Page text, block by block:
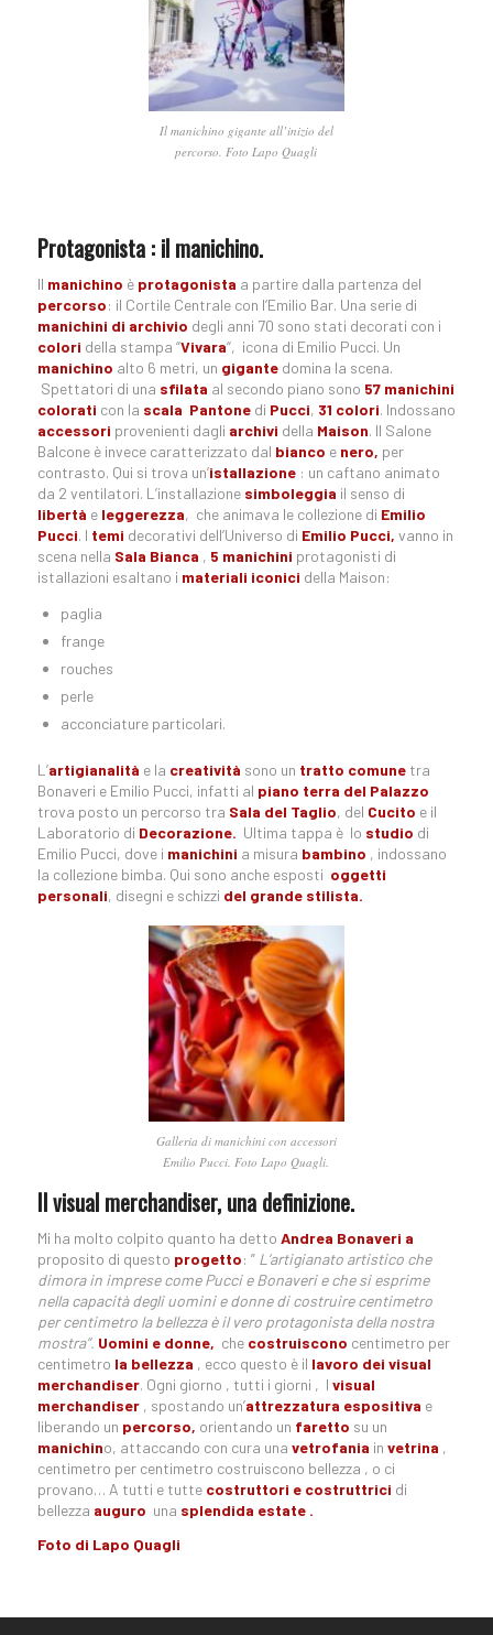
Il manichino gigante all’inizio del
percorso. Foto Lapo Quagli
Protagonista : il manichino.
Il manichino èprotagonista a partire dalla partenza del
percorso: il Cortile Centrale con l’Emilio Bar. Una serie di
manichini di archivio degli anni 70 sono stati decorati con i
colori della stampa “Vivara“, icona di Emilio Pucci. Un
manichino alto 6 metri, un gigantedomina la scena.
Spettatori di una sfilata al secondo piano sono 57 manichini
colorati con la scala Pantonedi Pucci, 31 colori. Indossano
accessori provenienti dagli archivi della Maison. Il Salone
Balcone è invece caratterizzato dal bianco e nero, per
contrasto. Qui si trova un’istallazione: un caftano animato
da 2 ventilatori. L’installazione simboleggia il senso di
libertà e leggerezza, che animava le collezione di Emilio
Pucci. I temi decorativi dell’Universo di Emilio Pucci, vanno in
scena nella Sala Bianca , 5 manichini protagonisti di
istallazioni esaltano i materiali iconici della Maison:
paglia
frange
rouches
perle
acconciature particolari.
L’artigianalità e la creatività sono un tratto comunetra
Bonaveri e Emilio Pucci, infatti al piano terra del Palazzo
trova posto un percorso tra Sala del Taglio, del Cucito e il
Laboratorio di Decorazione. Ultima tappa è lo studio di
Emilio Pucci, dove i manichini a misura bambino , indossano
la collezione bimba. Qui sono anche esposti oggetti
personali, disegni e schizzi del grande stilista.
Galleria di manichini con accessori
Emilio Pucci. Foto Lapo Quagli.
Il visual merchandiser, una definizione.
Mi ha molto colpito quanto ha detto Andrea Bonaveri a
proposito di questo progetto: ” L’artigianato artistico che
dimora in imprese come Pucci e Bonaveri e che si esprime
nella capacità degli uomini e donne di costruire centimetro
per centimetro la bellezza è il vero protagonista della nostra
mostra”. Uomini e donne, che costruiscono centimetro per
centimetro la bellezza , ecco questo è il lavoro dei visual
merchandiser. Ogni giorno , tutti i giorni , I visual
merchandiser, spostando un’attrezzatura espositiva e
liberando un percorso, orientando un faretto su un
manichino, attaccando con cura una vetrofania in vetrina ,
centimetro per centimetro costruiscono bellezza , o ci
provano… A tutti e tutte costruttori e costruttrici di
bellezza auguro una splendida estate .
Foto di Lapo Quagli